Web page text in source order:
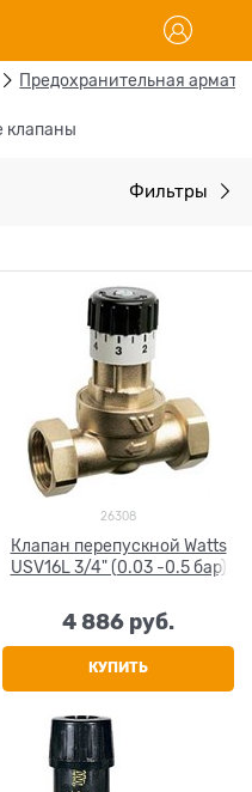
Предохранительная
клапаны
Фильтры
26308
Клапан перепускной Watts
USV16L 3/4" (0.03 -0.5 бар)
4 886 руб.
КУПИТЬ